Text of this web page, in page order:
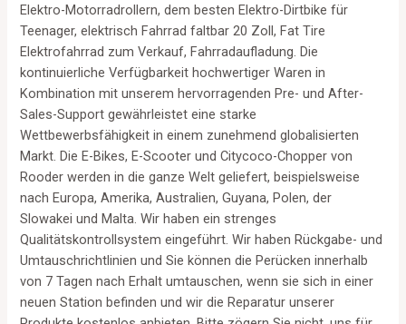
Elektro-Motorradrollern, dem besten Elektro-Dirtbike für
Teenager, elektrisch Fahrrad faltbar 20 Zoll, Fat Tire
Elektrofahrrad zum Verkauf, Fahrradaufladung. Die
kontinuierliche Verfügbarkeit hochwertiger Waren in
Kombination mit unserem hervorragenden Pre- und After-
Sales-Support gewährleistet eine starke
Wettbewerbsfähigkeit in einem zunehmend globalisierten
Markt. Die E-Bikes, E-Scooter und Citycoco-Chopper von
Rooder werden in die ganze Welt geliefert, beispielsweise
nach Europa, Amerika, Australien, Guyana, Polen, der
Slowakei und Malta. Wir haben ein strenges
Qualitätskontrollsystem eingeführt. Wir haben Rückgabe- und
Umtauschrichtlinien und Sie können die Perücken innerhalb
von 7 Tagen nach Erhalt umtauschen, wenn sie sich in einer
neuen Station befinden und wir die Reparatur unserer